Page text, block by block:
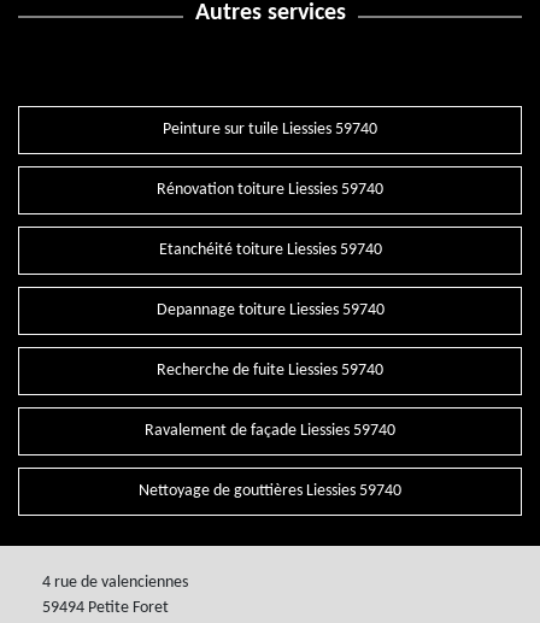
Autres services
Peinture sur tuile Liessies 59740
Rénovation toiture Liessies 59740
Etanchéité toiture Liessies 59740
Depannage toiture Liessies 59740
Recherche de fuite Liessies 59740
Ravalement de façade Liessies 59740
Nettoyage de gouttières Liessies 59740
4 rue de valenciennes
59494 Petite Foret